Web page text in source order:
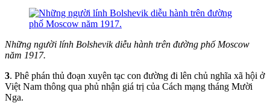
Những người lính Bolshevik diễu hành trên đường phố Moscow
năm 1917.
3. Phê phán thủ đoạn xuyên tạc con đường đi lên chủ nghĩa xã hội ở
Việt Nam thông qua phủ nhận giá trị của Cách mạng tháng Mười
Nga.